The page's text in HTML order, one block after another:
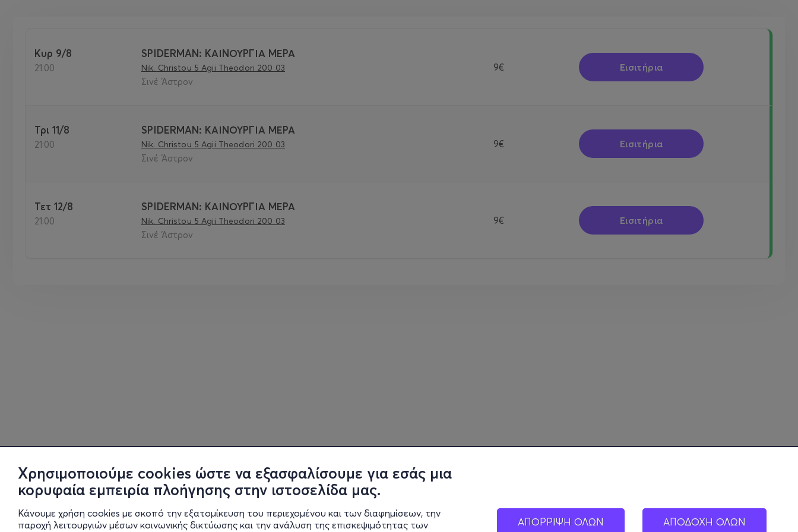
Χρησιμοποιούμε cookies ώστε να εξασφαλίσουμε για εσάς μια
κορυφαία εμπειρία πλοήγησης στην ιστοσελίδα μας.
Κάνουμε χρήση cookies με σκοπό την εξατομίκευση του περιεχομένου και των διαφημίσεων, την
παροχή λειτουργιών μέσων κοινωνικής δικτύωσης και την ανάλυση της επισκεψιμότητας των
ΑΠΟΡΡΙΨΗ ΟΛΩΝ ΑΠΟΔΟΧΗ ΟΛΩΝ
Κυρ 9/8
21:00
SPIDERMAN: ΚΑΙΝΟΥΡΓΙΑ ΜΕΡΑ
Nik. Christou 5 Agii Theodori 200 03
Σινέ Άστρον
9€ Εισιτήρια
Τρι 11/8
21:00
SPIDERMAN: ΚΑΙΝΟΥΡΓΙΑ ΜΕΡΑ
Nik. Christou 5 Agii Theodori 200 03
Σινέ Άστρον
9€ Εισιτήρια
Τετ 12/8
21:00
SPIDERMAN: ΚΑΙΝΟΥΡΓΙΑ ΜΕΡΑ
Nik. Christou 5 Agii Theodori 200 03
Σινέ Άστρον
9€ Εισιτήρια